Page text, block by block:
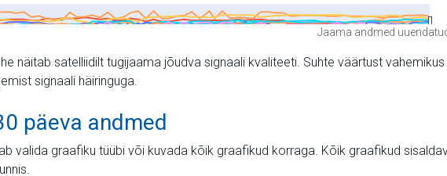
Jaama andmed
näitab satelliidilt tugijaama jõudva signaali kvaliteeti. Suhte väärtust
signaali häiringuga.
päeva andmed
valida graafiku tüübi või kuvada kõik graafikud korraga. Kõik graafikud